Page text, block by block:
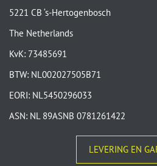
5221 CB ‘s-Hertogenbosch
The Netherlands
KvK: 73485691
BTW: NL002027505B71
EORI: NL5450296033
ASN: NL 89ASNB 0781261422
LEVERING EN